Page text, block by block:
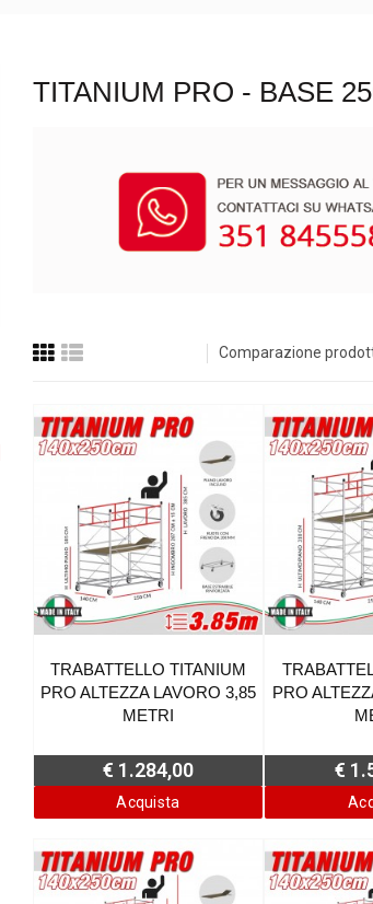
TITANIUM PRO - BASE
Comparazione
TRABATTELLO TITANIUM
PRO ALTEZZA LAVORO 3,85
METRI
€ 1.284,00
Acquista
PRO
€